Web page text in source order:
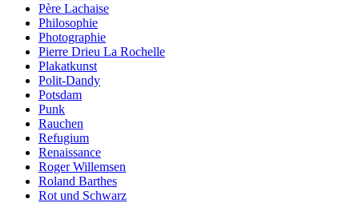
Père Lachaise
Philosophie
Photographie
Pierre Drieu La Rochelle
Plakatkunst
Polit-Dandy
Potsdam
Punk
Rauchen
Refugium
Renaissance
Roger Willemsen
Roland Barthes
Rot und Schwarz